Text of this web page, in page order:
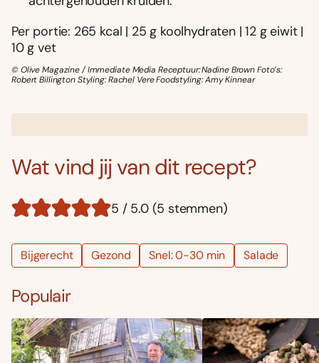
Per portie: 265 kcal | 25 g koolhydraten | 12 g eiwit |
10 g vet
© Olive Magazine / Immediate Media Receptuur: Nadine Brown Foto’s:
Robert Billington Styling: Rachel Vere Foodstyling: Amy Kinnear
Wat vind jij van dit recept?
5 / 5.0 (5 stemmen)
Bijgerecht Gezond Snel: 0-30 min Salade
Populair